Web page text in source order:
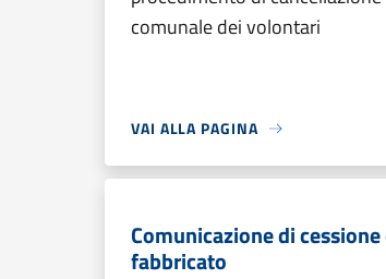
comunale dei volontari
VAI ALLA PAGINA
Comunicazione di cessione
fabbricato